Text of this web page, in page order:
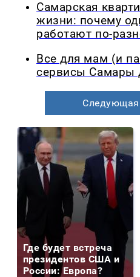
Самарская
жизни: почему
работают по-
Все для мам (и
сервисы Самары
Следующая
Где будет встреча
президентов США и
России: Европа?